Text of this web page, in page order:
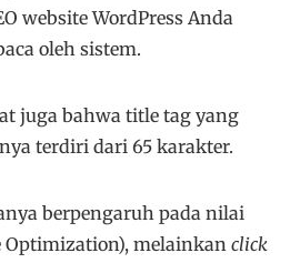
website WordPress Anda
oleh sistem.
juga bahwa title tag yang
terdiri dari 65 karakter.
berpengaruh pada nilai
Optimization), melainkanclick